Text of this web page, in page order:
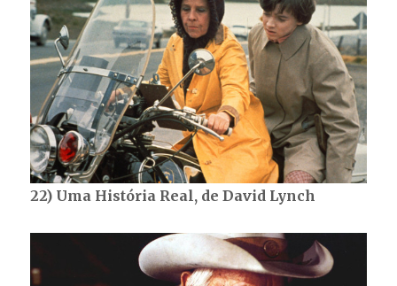
22) Uma História Real, de David Lynch